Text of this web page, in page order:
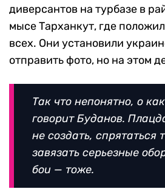
диверсантов на турбазе в
мысе Тарханкут, где
всех. Они установили
отправить фото, но на этом
Так что непонятно, о
говорит Буданов.
не создать, спрятаться
завязать серьезные
бои — тоже.